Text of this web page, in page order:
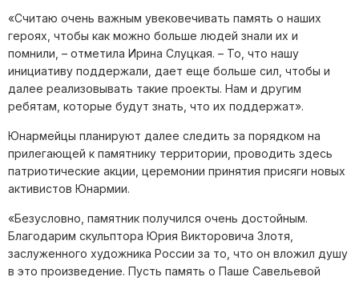
«Считаю очень важным увековечивать память о наших
героях, чтобы как можно больше людей знали их и
помнили, – отметила Ирина Слуцкая. – То, что нашу
инициативу поддержали, дает еще больше сил, чтобы и
далее реализовывать такие проекты. Нам и другим
ребятам, которые будут знать, что их поддержат».
Юнармейцы планируют далее следить за порядком на
прилегающей к памятнику территории, проводить здесь
патриотические акции, церемонии принятия присяги новых
активистов Юнармии.
«Безусловно, памятник получился очень достойным.
Благодарим скульптора Юрия Викторовича Злотя,
заслуженного художника России за то, что он вложил душу
в это произведение. Пусть память о Паше Савельевой